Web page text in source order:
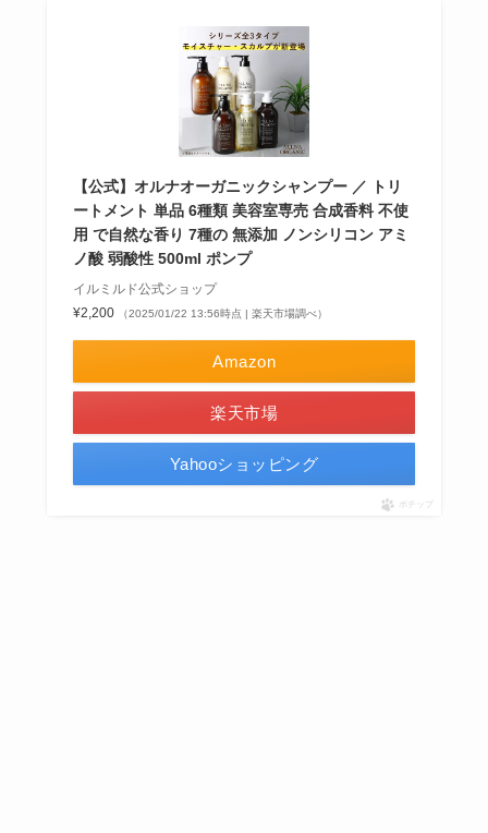
【公式】オルナオーガニックシャンプー ／ トリ
ートメント 単品 6種類 美容室専売 合成香料 不使
用 で自然な香り 7種の 無添加 ノンシリコン アミ
ノ酸 弱酸性 500ml ポンプ
イルミルド公式ショップ
¥2,200
（2025/01/22 13:56時点 | 楽天市場調べ）
Amazon
楽天市場
Yahooショッピング
ポチップ